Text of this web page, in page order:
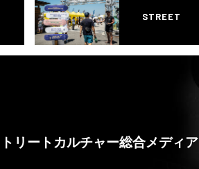
STREET
リートカルチャー総合メディア